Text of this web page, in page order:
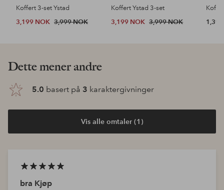
Koffert 3-set Ystad
3,199 NOK 3,999 NOK
Koffert Ystad 3-set
3,199 NOK 3,999 NOK
Dette mener andre
5.0 basert på 3 karaktergivninger
Vis alle omtaler (1)
bra Kjøp